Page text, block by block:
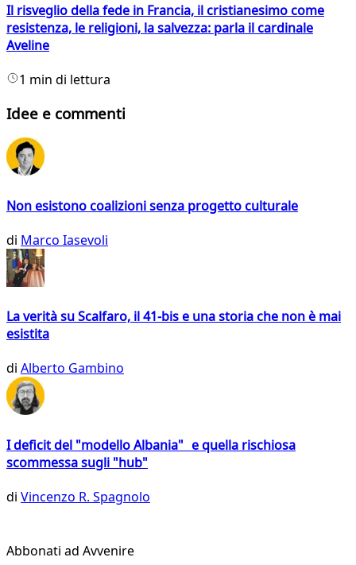
Il risveglio della fede in Francia, il cristianesimo come
resistenza, le religioni, la salvezza: parla il cardinale
Aveline
1 min di lettura
Idee e commenti
Non esistono coalizioni senza progetto culturale
di Marco Iasevoli
La verità su Scalfaro, il 41-bis e una storia che non è mai
esistita
di Alberto Gambino
I deficit del "modello Albania" e quella rischiosa
scommessa sugli "hub"
di Vincenzo R. Spagnolo
Abbonati ad Avvenire